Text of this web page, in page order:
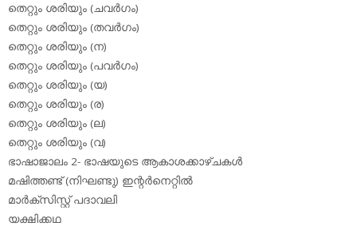
തെറ്റും ശരിയും (ചവര്‍ഗം)
തെറ്റും ശരിയും (തവര്‍ഗം)
തെറ്റും ശരിയും (ന)
തെറ്റും ശരിയും (പവര്‍ഗം)
തെറ്റും ശരിയും (യ)
തെറ്റും ശരിയും (ര)
തെറ്റും ശരിയും (ല)
തെറ്റും ശരിയും (വ)
ഭാഷാജാലം 2- ഭാഷയുടെ ആകാശക്കാഴ്ചകള്‍
മഷിത്തണ്ട് (നിഘണ്ടു) ഇന്റര്‍നെറ്റില്‍
മാര്‍ക്‌സിസ്റ്റ് പദാവലി
യക്ഷിക്കഥ